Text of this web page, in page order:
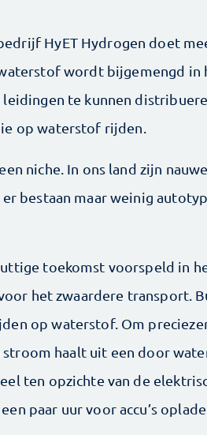
HyET Hydrogen doet
wordt bijgemengd in
te kunnen
op waterstof rijden.
niche. In ons land zijn
bestaan maar weinig
toekomst voorspeld in
het zwaardere transport.
op waterstof. Om
haalt uit een door
ten opzichte van de
paar uur voor accu’s